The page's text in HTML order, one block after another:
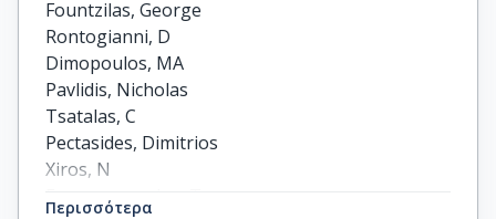
Fountzilas, George
Rontogianni, D
Dimopoulos, MA
Pavlidis, Nicholas
Tsatalas, C
Pectasides, Dimitrios
Xiros, N
Economopoulos, T
Περισσότερα